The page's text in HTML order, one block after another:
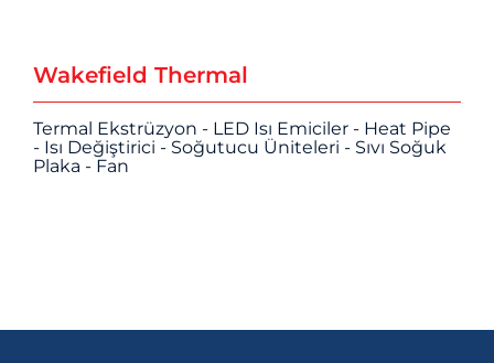
Wakefield Thermal
Termal Ekstrüzyon - LED Isı Emiciler - Heat Pipe
- Isı Değiştirici - Soğutucu Üniteleri - Sıvı Soğuk
Plaka - Fan